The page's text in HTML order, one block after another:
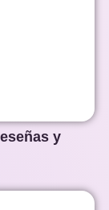
y